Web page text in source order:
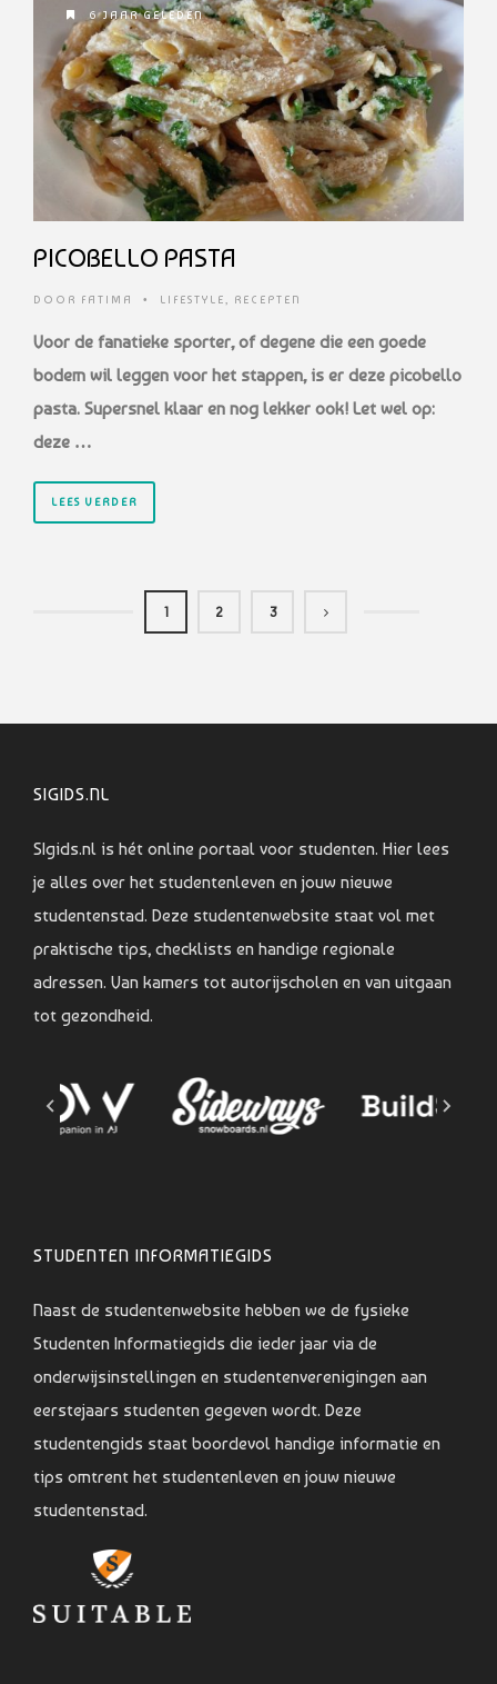
6 JAAR GELEDEN
PICOBELLO PASTA
DOOR FATIMA • LIFESTYLE, RECEPTEN
Voor de fanatieke sporter, of degene die een goede
bodem wil leggen voor het stappen, is er deze picobello
pasta. Supersnel klaar en nog lekker ook! Let wel op:
deze …
LEES VERDER
1 2 3
SIGIDS.NL
SIgids.nl is hét online portaal voor studenten. Hier lees
je alles over het studentenleven en jouw nieuwe
studentenstad. Deze studentenwebsite staat vol met
praktische tips, checklists en handige regionale
adressen. Van kamers tot autorijscholen en van uitgaan
tot gezondheid.
STUDENTEN INFORMATIEGIDS
Naast de studentenwebsite hebben we de fysieke
Studenten Informatiegids die ieder jaar via de
onderwijsinstellingen en studentenverenigingen aan
eerstejaars studenten gegeven wordt. Deze
studentengids staat boordevol handige informatie en
tips omtrent het studentenleven en jouw nieuwe
studentenstad.